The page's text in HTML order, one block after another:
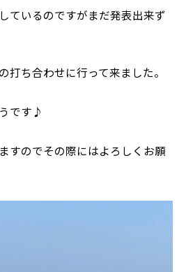
ているのですがまだ発表出来ず
打ち合わせに行って来ました。
です♪
すのでその際にはよろしくお願